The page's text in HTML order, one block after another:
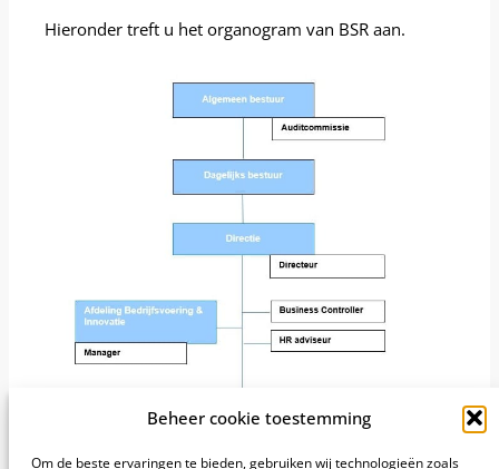
Beheer cookie toestemming
Om de beste ervaringen te bieden, gebruiken wij technologieën zoals
Hieronder treft u het organogram van BSR aan.